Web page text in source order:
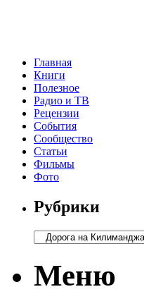
Главная
Книги
Полезное
Радио и ТВ
Рецензии
События
Сообщество
Статьи
Фильмы
Фото
Рубрики
Меню